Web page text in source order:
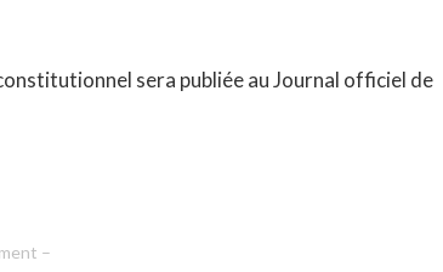
sera publiée au Journal officiel de
–